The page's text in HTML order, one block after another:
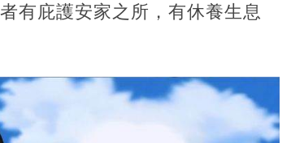
有庇護安家之所，有休養生息